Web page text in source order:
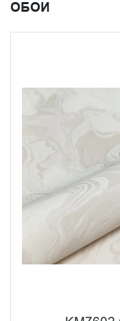
Коллекция
восприятие, где
ОБОИ